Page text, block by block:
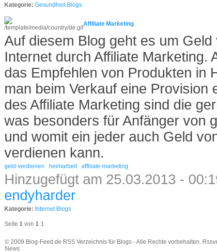
Kategorie: Gesundheit Blogs
Affiliate Marketing
Auf diesem Blog geht es um Geld
Internet durch Affiliate Marketing.
das Empfehlen von Produkten in
man beim Verkauf eine Provision
des Affiliate Marketing sind die
was besonders für Anfänger von
und womit ein jeder auch Geld
verdienen kann.
geld-verdienen heimarbeit affiliate-marketing
Hinzugefügt am 25.03.2013 -
endyharder
Kategorie: Internet Blogs
Seite 1 von 1 1
© 2009 Blog-Feed.de RSS Verzeichnis für Blogs - Alle Rechte vorbehalten.
News